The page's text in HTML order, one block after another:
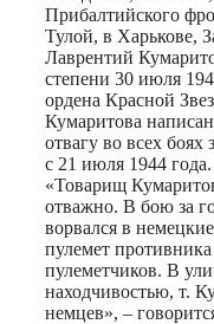
Прибалтийского
Тулой, в Харькове,
Лаврентий
степени 30 июля
ордена Красной
Кумаритова
отвагу во всех
с 21 июля 1944 года.
«Товарищ
отважно. В бою за
ворвался в
пулемет
пулеметчиков. В
находчивостью, т.
немцев», –